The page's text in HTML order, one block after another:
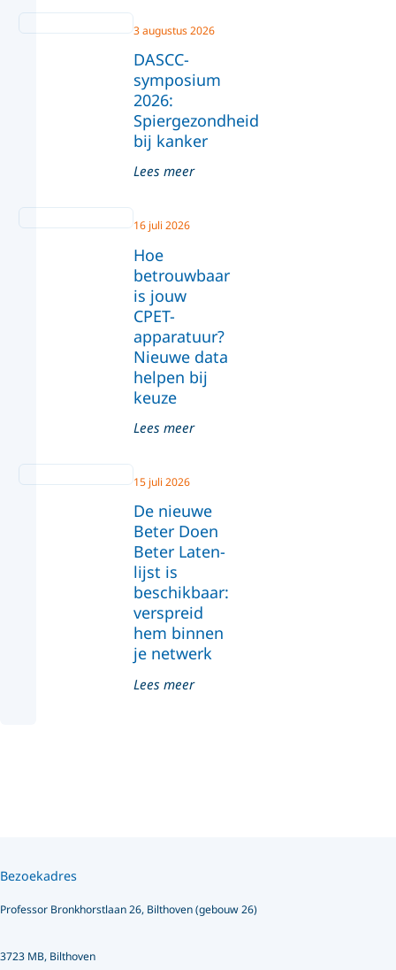
DASCC-
symposium
2026:
Spiergezondheid
bij kanker
3 augustus 2026
Lees meer
Hoe
betrouwbaar
is jouw
CPET-
apparatuur?
Nieuwe data
helpen bij
keuze
16 juli 2026
Lees meer
De nieuwe
Beter Doen
Beter Laten-
lijst is
beschikbaar:
verspreid
hem binnen
je netwerk
15 juli 2026
Lees meer
Bezoekadres
Professor Bronkhorstlaan 26, Bilthoven (gebouw 26)
3723 MB, Bilthoven